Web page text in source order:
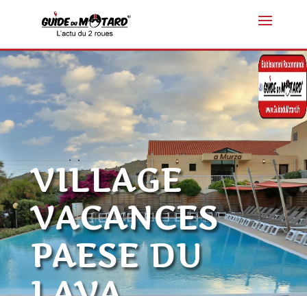
VILLAGE
VACANCES
PAESE DU